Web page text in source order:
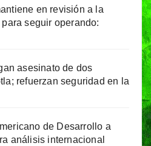
en revisión a la
seguir operando:
asesinato de dos
refuerzan seguridad en la
de Desarrollo a
análisis internacional